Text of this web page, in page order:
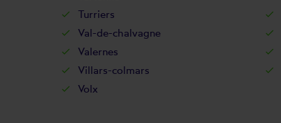
Turriers
Val-de-chalvagne
Valernes
Villars-colmars
Volx